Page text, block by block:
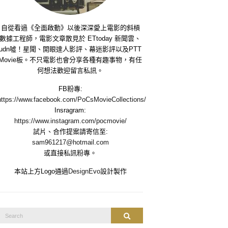
自從看過《全面啟動》以後深深愛上電影的斜槓
數據工程師，電影文章散見於 ETtoday 新聞雲、
噓！星聞、開眼達人影評、幕迷影評以及PTT
板。不只電影也會分享各種有趣事物，有任
何想法歡迎留言私訊。
FB粉專:
www.facebook.com/PoCsMovieCollections/
Insragram:
https://www.instagram.com/pocmovie/
試片、合作提案請寄信至:
sam961217@hotmail.com
或直接私訊粉專。
本站上方Logo通過 DesignEvo設計製作
Search